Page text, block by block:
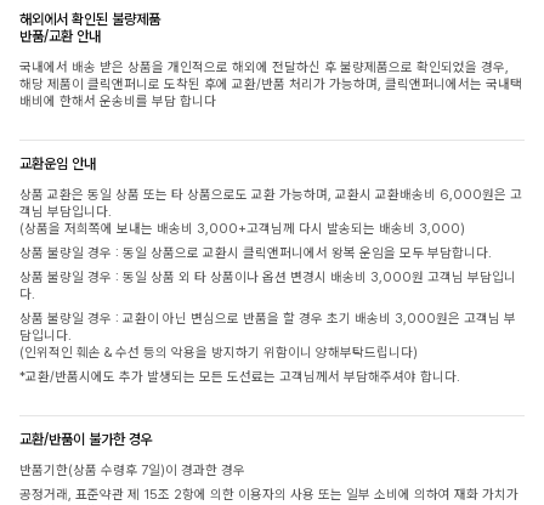
해외에서 확인된 불량제품
반품/교환 안내
국내에서 배송 받은 상품을 개인적으로 해외에 전달하신 후 불량제품으로 확인되었을 경우,
해당 제품이 클릭앤퍼니로 도착된 후에 교환/반품 처리가 가능하며, 클릭앤퍼니에서는 국내택
배비에 한해서 운송비를 부담 합니다
교환운임 안내
상품 교환은 동일 상품 또는 타 상품으로도 교환 가능하며, 교환시 교환배송비 6,000원은 고
객님 부담입니다.
(상품을 저희쪽에 보내는 배송비 3,000+고객님께 다시 발송되는 배송비 3,000)
상품 불량일 경우 : 동일 상품으로 교환시 클릭앤퍼니에서 왕복 운임을 모두 부담합니다.
상품 불량일 경우 : 동일 상품 외 타 상품이나 옵션 변경시 배송비 3,000원 고객님 부담입니
다.
상품 불량일 경우 : 교환이 아닌 변심으로 반품을 할 경우 초기 배송비 3,000원은 고객님 부
담입니다.
(인위적인 훼손 & 수선 등의 악용을 방지하기 위함이니 양해부탁드립니다)
*교환/반품시에도 추가 발생되는 모든 도선료는 고객님께서 부담해주셔야 합니다.
교환/반품이 불가한 경우
반품기한(상품 수령후 7일)이 경과한 경우
공정거래, 표준약관 제 15조 2항에 의한 이용자의 사용 또는 일부 소비에 의하여 재화 가치가